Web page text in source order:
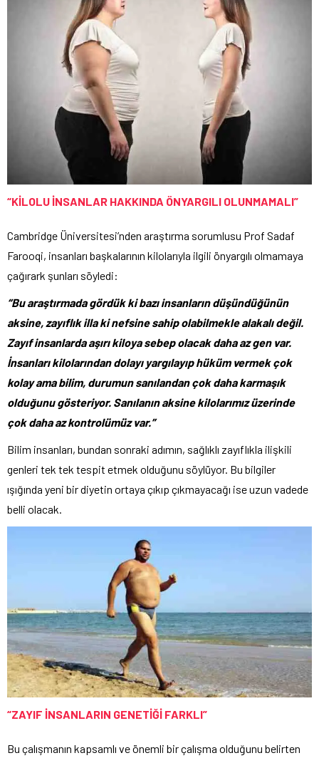
“KİLOLU İNSANLAR HAKKINDA ÖNYARGILI OLUNMAMALI”
Cambridge Üniversitesi’nden araştırma sorumlusu Prof Sadaf
Farooqi, insanları başkalarının kilolarıyla ilgili önyargılı olmamaya
çağırark şunları söyledi:
“Bu araştırmada gördük ki bazı insanların düşündüğünün
aksine, zayıflık illa ki nefsine sahip olabilmekle alakalı değil.
Zayıf insanlarda aşırı kiloya sebep olacak daha az gen var.
İnsanları kilolarından dolayı yargılayıp hüküm vermek çok
kolay ama bilim, durumun sanılandan çok daha karmaşık
olduğunu gösteriyor. Sanılanın aksine kilolarımız üzerinde
çok daha az kontrolümüz var.”
Bilim insanları, bundan sonraki adımın, sağlıklı zayıflıkla ilişkili
genleri tek tek tespit etmek olduğunu söylüyor. Bu bilgiler
ışığında yeni bir diyetin ortaya çıkıp çıkmayacağı ise uzun vadede
belli olacak.
“ZAYIF İNSANLARIN GENETİĞİ FARKLI”
Bu çalışmanın kapsamlı ve önemli bir çalışma olduğunu belirten